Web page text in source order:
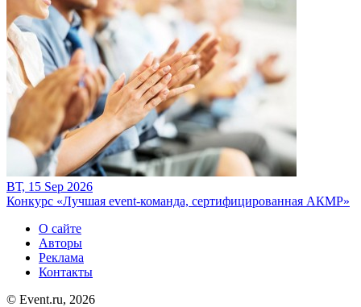
ВТ, 15 Sep 2026
Конкурс «Лучшая event-команда, сертифицированная АКМР»
О сайте
Авторы
Реклама
Контакты
© Event.ru, 2026